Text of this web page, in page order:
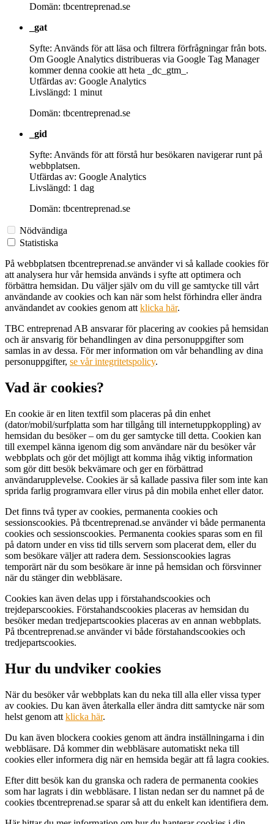
Domän: tbcentreprenad.se
_gat
Syfte: Används för att läsa och filtrera förfrågningar från bots.
Om Google Analytics distribueras via Google Tag Manager
kommer denna cookie att heta _dc_gtm_.
Utfärdas av: Google Analytics
Livslängd: 1 minut
Domän: tbcentreprenad.se
_gid
Syfte: Används för att förstå hur besökaren navigerar runt på
webbplatsen.
Utfärdas av: Google Analytics
Livslängd: 1 dag
Domän: tbcentreprenad.se
Nödvändiga
Statistiska
På webbplatsen tbcentreprenad.se använder vi så kallade cookies för
att analysera hur vår hemsida används i syfte att optimera och
förbättra hemsidan. Du väljer själv om du vill ge samtycke till vårt
användande av cookies och kan när som helst förhindra eller ändra
användandet av cookies genom att klicka här.
TBC entreprenad AB ansvarar för placering av cookies på hemsidan
och är ansvarig för behandlingen av dina personuppgifter som
samlas in av dessa. För mer information om vår behandling av dina
personuppgifter, se vår integritetspolicy.
Vad är cookies?
En cookie är en liten textfil som placeras på din enhet
(dator/mobil/surfplatta som har tillgång till internetuppkoppling) av
hemsidan du besöker – om du ger samtycke till detta. Cookien kan
till exempel känna igenom dig som användare när du besöker vår
webbplats och gör det möjligt att komma ihåg viktig information
som gör ditt besök bekvämare och ger en förbättrad
användarupplevelse. Cookies är så kallade passiva filer som inte kan
sprida farlig programvara eller virus på din mobila enhet eller dator.
Det finns två typer av cookies, permanenta cookies och
sessionscookies. På tbcentreprenad.se använder vi både permanenta
cookies och sessionscookies. Permanenta cookies sparas som en fil
på datorn under en viss tid tills servern som placerat dem, eller du
som besökare väljer att radera dem. Sessionscookies lagras
temporärt när du som besökare är inne på hemsidan och försvinner
när du stänger din webbläsare.
Cookies kan även delas upp i förstahandscookies och
trejdeparscookies. Förstahandscookies placeras av hemsidan du
besöker medan tredjepartscookies placeras av en annan webbplats.
På tbcentreprenad.se använder vi både förstahandscookies och
tredjepartscookies.
Hur du undviker cookies
När du besöker vår webbplats kan du neka till alla eller vissa typer
av cookies. Du kan även återkalla eller ändra ditt samtycke när som
helst genom att klicka här.
Du kan även blockera cookies genom att ändra inställningarna i din
webbläsare. Då kommer din webbläsare automatiskt neka till
cookies eller informera dig när en hemsida begär att få lagra cookies.
Efter ditt besök kan du granska och radera de permanenta cookies
som har lagrats i din webbläsare. I listan nedan ser du namnet på de
cookies tbcentreprenad.se sparar så att du enkelt kan identifiera dem.